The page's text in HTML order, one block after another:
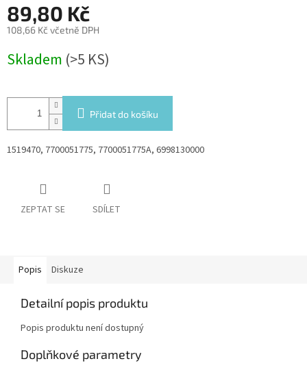
89,80 Kč
108,66 Kč včetně DPH
cena:
Skladem (>5 KS)
Přidat do košíku
1519470, 7700051775, 7700051775A, 6998130000
ZEPTAT SE SDÍLET
Popis Diskuze
Detailní popis produktu
Popis produktu není dostupný
Doplňkové parametry